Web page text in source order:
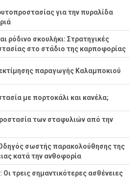
για την πυραλίδα
ρόδινο σκουλήκι: Στρατηγικές
στο στάδιο της καρποφορίας
παραγωγής Καλαμποκιού
με πορτοκάλι και κανέλα;
των σταφυλιών από την
σωστής παρακολούθησης της
κατά την ανθοφορία
Οι τρεις σημαντικότερες ασθένειες